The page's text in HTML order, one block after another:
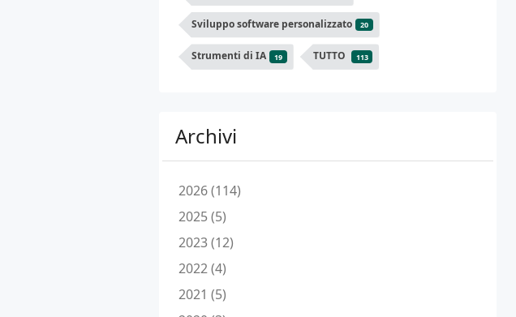
Sviluppo software personalizzato 20
Strumenti di IA 19 TUTTO 113
Archivi
2026 (114)
2025 (5)
2023 (12)
2022 (4)
2021 (5)